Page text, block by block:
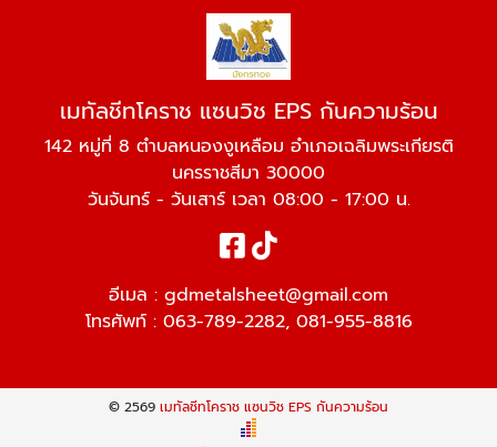
เมทัลชีทโคราช แซนวิช EPS กันความร้อน
142 หมู่ที่ 8 ตำบลหนองงูเหลือม อำเภอเฉลิมพระเกียรติ
นครราชสีมา 30000
วันจันทร์ - วันเสาร์ เวลา 08:00 - 17:00 น.
อีเมล : gdmetalsheet@gmail.com
โทรศัพท์ : 063-789-2282, 081-955-8816
© 2569 เมทัลชีทโคราช แซนวิช EPS กันความร้อน